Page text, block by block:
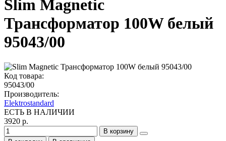
Slim Magnetic
Трансформатор 100W белый
95043/00
Код товара:
95043/00
Производитель:
Elektrostandard
ЕСТЬ В НАЛИЧИИ
3920 р.
В корзину